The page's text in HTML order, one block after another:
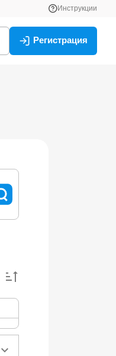
Инструкции
Регистрация